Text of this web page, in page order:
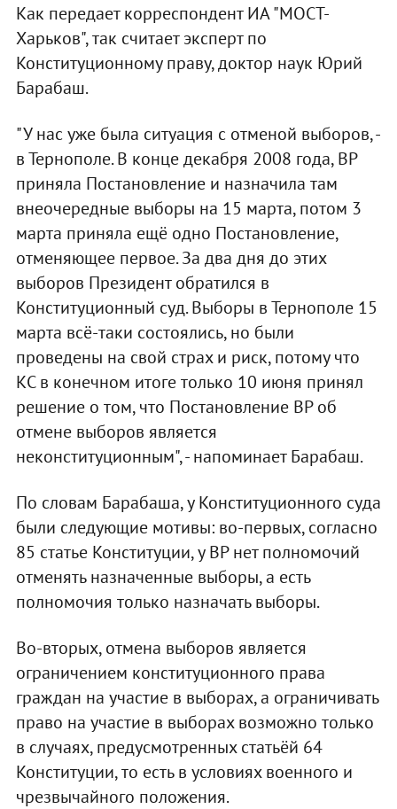
Как передает корреспондент ИА "МОСТ-
Харьков", так считает эксперт по
Конституционному праву, доктор наук Юрий
Барабаш.
"У нас уже была ситуация с отменой выборов, -
в Тернополе. В конце декабря 2008 года, ВР
приняла Постановление и назначила там
внеочередные выборы на 15 марта, потом 3
марта приняла ещё одно Постановление,
отменяющее первое. За два дня до этих
выборов Президент обратился в
Конституционный суд. Выборы в Тернополе 15
марта всё-таки состоялись, но были
проведены на свой страх и риск, потому что
КС в конечном итоге только 10 июня принял
решение о том, что Постановление ВР об
отмене выборов является
неконституционным", - напоминает Барабаш.
По словам Барабаша, у Конституционного суда
были следующие мотивы: во-первых, согласно
85 статье Конституции, у ВР нет полномочий
отменять назначенные выборы, а есть
полномочия только назначать выборы.
Во-вторых, отмена выборов является
ограничением конституционного права
граждан на участие в выборах, а ограничивать
право на участие в выборах возможно только
в случаях, предусмотренных статьёй 64
Конституции, то есть в условиях военного и
чрезвычайного положения.